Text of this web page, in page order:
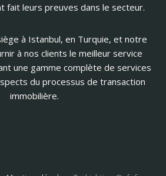
fait leurs preuves dans le secteur.
à Istanbul, en Turquie, et notre
à nos clients le meilleur service
une gamme complète de services
du processus de transaction
immobilière.